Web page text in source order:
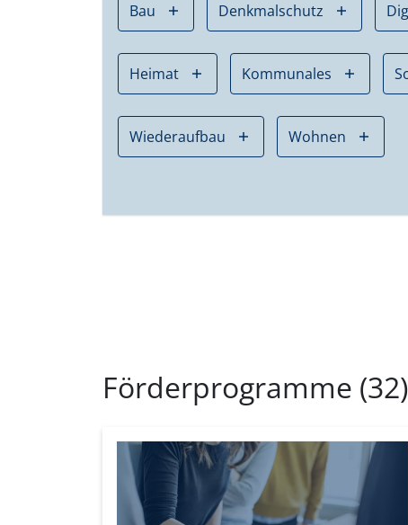
Bau Denkmalschutz
Heimat Kommunales
Wiederaufbau Wohnen
Förderprogramme (32)